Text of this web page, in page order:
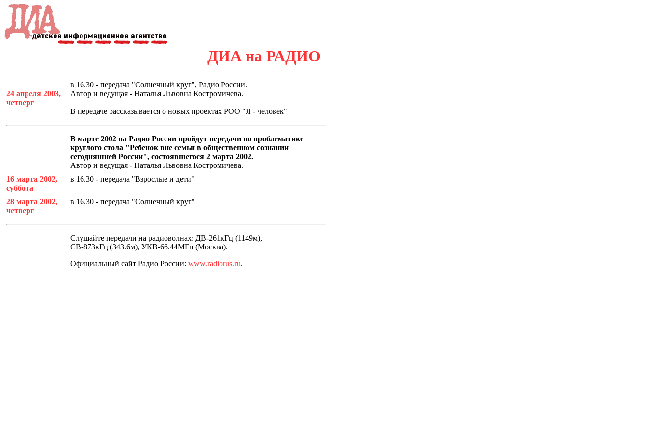
ДИА на РАДИО
24 апреля 2003,
четверг
в 16.30 - передача "Солнечный круг", Радио России.
Автор и ведущая - Наталья Львовна Костромичева.
В передаче рассказывается о новых проектах РОО "Я - человек"
В марте 2002 на Радио России пройдут передачи по проблематике
круглого стола "Ребенок вне семьи в общественном сознании
сегодняшней России", состоявшегося 2 марта 2002.
Автор и ведущая - Наталья Львовна Костромичева.
16 марта 2002,
суббота
в 16.30 - передача "Взрослые и дети"
28 марта 2002,
четверг
в 16.30 - передача "Солнечный круг"
Слушайте передачи на радиоволнах: ДВ-261кГц (1149м),
СВ-873кГц (343.6м), УКВ-66.44МГц (Москва).
Официальный сайт Радио России: www.radiorus.ru.